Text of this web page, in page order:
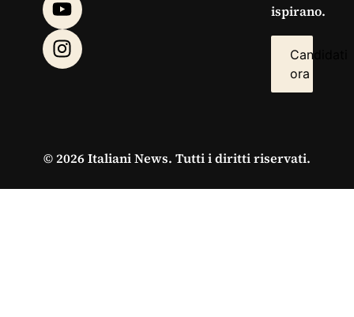
ispirano.
Candidati
ora
© 2026 Italiani News. Tutti i diritti riservati.